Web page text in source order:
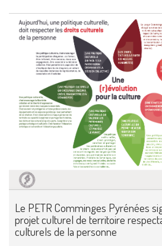
Le PETR Comminges Pyrénées
projet culturel de territoire
culturels de la personne